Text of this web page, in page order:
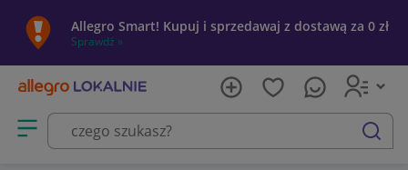
Allegro Smart! Kupuj i sprzedawaj z dostawą za 0 zł
Sprawdź »
Otwórz menu z kategoriami
szukaj